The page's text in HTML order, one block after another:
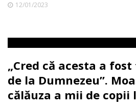
12/01/2023
„Cred că acesta a
de la Dumnezeu”.
călăuza a mii de copii